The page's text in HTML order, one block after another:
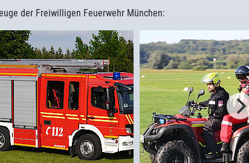
der Freiwilligen Feuerwehr München: